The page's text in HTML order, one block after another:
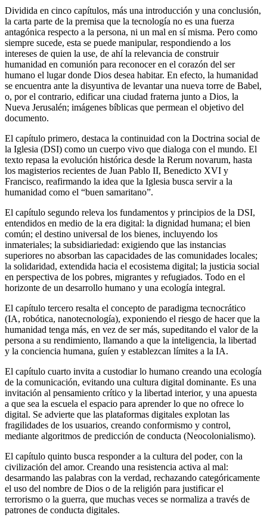
Dividida en cinco capítulos, más una introducción y una conclusión,
la carta parte de la premisa que la tecnología no es una fuerza
antagónica respecto a la persona, ni un mal en sí misma. Pero como
siempre sucede, esta se puede manipular, respondiendo a los
intereses de quien la use, de ahí la relevancia de construir
humanidad en comunión para reconocer en el corazón del ser
humano el lugar donde Dios desea habitar. En efecto, la humanidad
se encuentra ante la disyuntiva de levantar una nueva torre de Babel,
o, por el contrario, edificar una ciudad fraterna junto a Dios, la
Nueva Jerusalén; imágenes bíblicas que permean el objetivo del
documento.
El capítulo primero, destaca la continuidad con la Doctrina social de
la Iglesia (DSI) como un cuerpo vivo que dialoga con el mundo. El
texto repasa la evolución histórica desde la Rerum novarum, hasta
los magisterios recientes de Juan Pablo II, Benedicto XVI y
Francisco, reafirmando la idea que la Iglesia busca servir a la
humanidad como el “buen samaritano”.
El capítulo segundo releva los fundamentos y principios de la DSI,
entendidos en medio de la era digital: la dignidad humana; el bien
común; el destino universal de los bienes, incluyendo los
inmateriales; la subsidiariedad: exigiendo que las instancias
superiores no absorban las capacidades de las comunidades locales;
la solidaridad, extendida hacia el ecosistema digital; la justicia social
en perspectiva de los pobres, migrantes y refugiados. Todo en el
horizonte de un desarrollo humano y una ecología integral.
El capítulo tercero resalta el concepto de paradigma tecnocrático
(IA, robótica, nanotecnología), exponiendo el riesgo de hacer que la
humanidad tenga más, en vez de ser más, supeditando el valor de la
persona a su rendimiento, llamando a que la inteligencia, la libertad
y la conciencia humana, guíen y establezcan límites a la IA.
El capítulo cuarto invita a custodiar lo humano creando una ecología
de la comunicación, evitando una cultura digital dominante. Es una
invitación al pensamiento crítico y la libertad interior, y una apuesta
a que sea la escuela el espacio para aprender lo que no ofrece lo
digital. Se advierte que las plataformas digitales explotan las
fragilidades de los usuarios, creando conformismo y control,
mediante algoritmos de predicción de conducta (Neocolonialismo).
El capítulo quinto busca responder a la cultura del poder, con la
civilización del amor. Creando una resistencia activa al mal:
desarmando las palabras con la verdad, rechazando categóricamente
el uso del nombre de Dios o de la religión para justificar el
terrorismo o la guerra, que muchas veces se normaliza a través de
patrones de conducta digitales.